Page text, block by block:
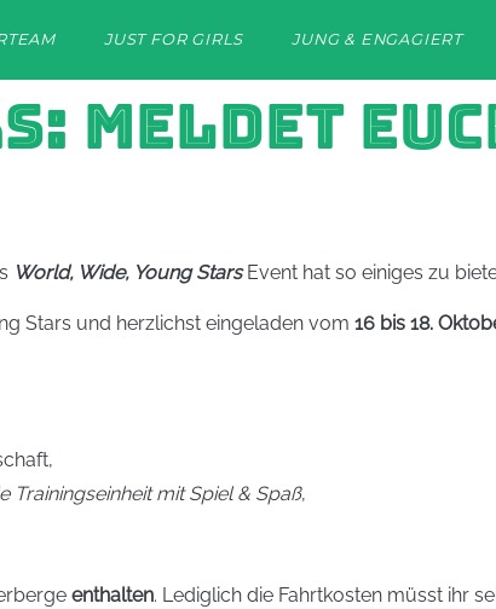
JUST FOR GIRLS JUNG & ENGAGIERT
MELDET
World, Wide, Young StarsEvent hat so einiges zu
Stars und herzlichst eingeladen vom 16 bis 18.
Trainingseinheit mit Spiel & Spaß,
enthalten. Lediglich die Fahrtkosten müsst ihr